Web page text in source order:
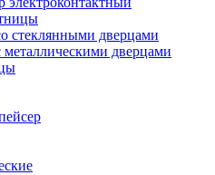
стеклянными дверцами
металлическими дверцами